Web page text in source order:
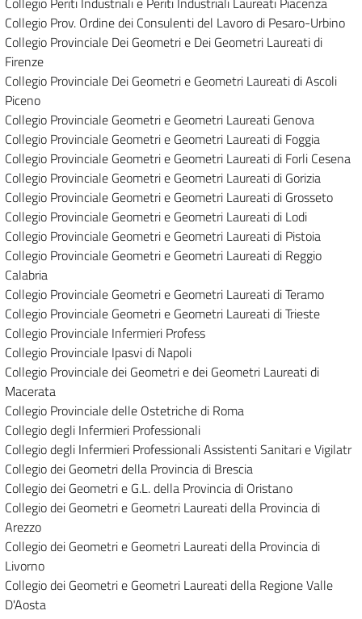
Collegio Prov. Ordine dei Consulenti del Lavoro di Pesaro-Urbino
Collegio Provinciale Dei Geometri e Dei Geometri Laureati di
Firenze
Collegio Provinciale Dei Geometri e Geometri Laureati di Ascoli
Piceno
Collegio Provinciale Geometri e Geometri Laureati Genova
Collegio Provinciale Geometri e Geometri Laureati di Foggia
Collegio Provinciale Geometri e Geometri Laureati di Forli Cesena
Collegio Provinciale Geometri e Geometri Laureati di Gorizia
Collegio Provinciale Geometri e Geometri Laureati di Grosseto
Collegio Provinciale Geometri e Geometri Laureati di Lodi
Collegio Provinciale Geometri e Geometri Laureati di Pistoia
Collegio Provinciale Geometri e Geometri Laureati di Reggio
Calabria
Collegio Provinciale Geometri e Geometri Laureati di Teramo
Collegio Provinciale Geometri e Geometri Laureati di Trieste
Collegio Provinciale Infermieri Profess
Collegio Provinciale Ipasvi di Napoli
Collegio Provinciale dei Geometri e dei Geometri Laureati di
Macerata
Collegio Provinciale delle Ostetriche di Roma
Collegio degli Infermieri Professionali
Collegio degli Infermieri Professionali Assistenti Sanitari e Vigilatr
Collegio dei Geometri della Provincia di Brescia
Collegio dei Geometri e G.L. della Provincia di Oristano
Collegio dei Geometri e Geometri Laureati della Provincia di
Arezzo
Collegio dei Geometri e Geometri Laureati della Provincia di
Livorno
Collegio dei Geometri e Geometri Laureati della Regione Valle
D'Aosta